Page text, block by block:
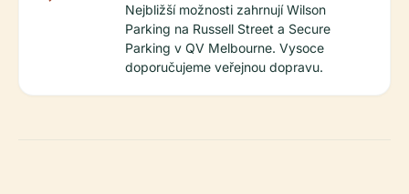
Nejbližší možnosti zahrnují Wilson
Parking na Russell Street a Secure
Parking v QV Melbourne. Vysoce
doporučujeme veřejnou dopravu.